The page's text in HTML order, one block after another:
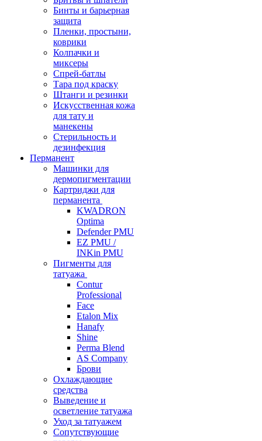
Бинты и барьерная
защита
Пленки, простыни,
коврики
Колпачки и
миксеры
Спрей-батлы
Тара под краску
Штанги и резинки
Искусственная кожа
для тату и
манекены
Стерильность и
дезинфекция
Перманент
Машинки для
дермопигментации
Картриджи для
перманента
KWADRON
Optima
Defender PMU
EZ PMU /
INKin PMU
Пигменты для
татуажа
Contur
Professional
Face
Etalon Mix
Hanafy
Shine
Perma Blend
AS Company
Брови
Охлаждающие
средства
Выведение и
осветление татуажа
Уход за татуажем
Сопутствующие